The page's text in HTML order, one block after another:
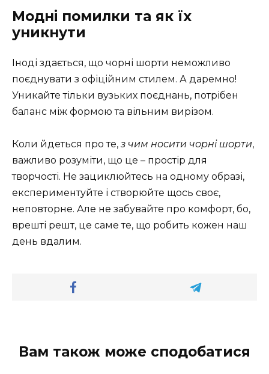
Модні помилки та як їх
уникнути
Іноді здається, що чорні шорти неможливо
поєднувати з офіційним стилем. А даремно!
Уникайте тільки вузьких поєднань, потрібен
баланс між формою та вільним вирізом.
Коли йдеться про те, з чим носити чорні шорти,
важливо розуміти, що це – простір для
творчості. Не зациклюйтесь на одному образі,
експериментуйте і створюйте щось своє,
неповторне. Але не забувайте про комфорт, бо,
врешті решт, це саме те, що робить кожен наш
день вдалим.
Вам також може сподобатися